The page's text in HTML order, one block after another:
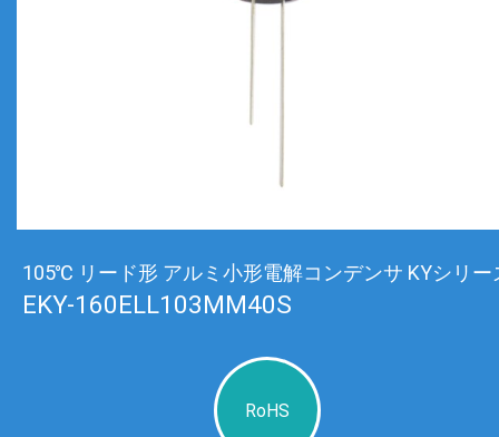
105℃ リード形 アルミ小形電解コンデンサ KYシリー
EKY-160ELL103MM40S
RoHS